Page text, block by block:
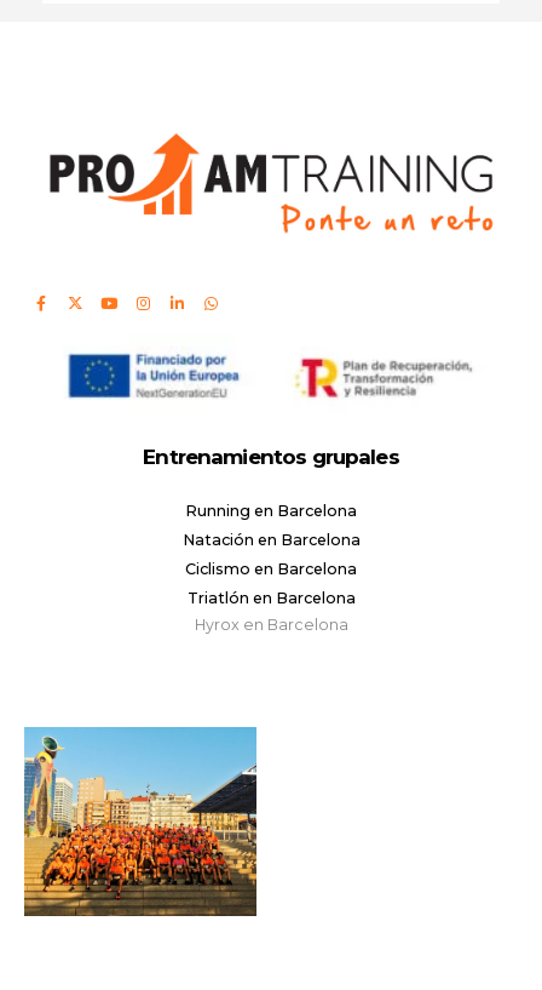
Entrenamientos grupales
Running en Barcelona
Natación en Barcelona
Ciclismo en Barcelona
Triatlón en Barcelona
Hyrox en Barcelona